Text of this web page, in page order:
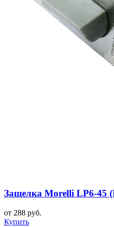
Защелка Morelli LP6-45
от 288 руб.
Купить